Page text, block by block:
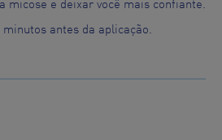
micose e deixar você mais confiante.
antes da aplicação.